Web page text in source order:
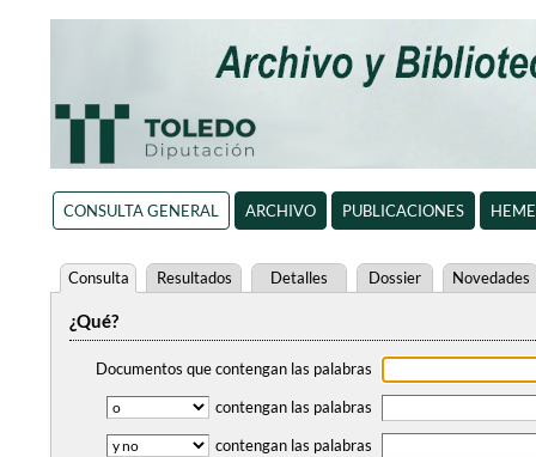
CONSULTA GENERAL ARCHIVO PUBLICACIONES
Consulta Resultados Detalles Dossier Novedades
¿Qué?
Documentos que contengan las palabras
contengan las palabras
contengan las palabras